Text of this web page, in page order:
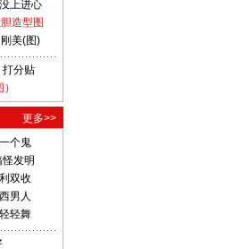
上进心
造型图
美(图)
打分贴
更多>>
个鬼
发明
双收
男人
轻舞